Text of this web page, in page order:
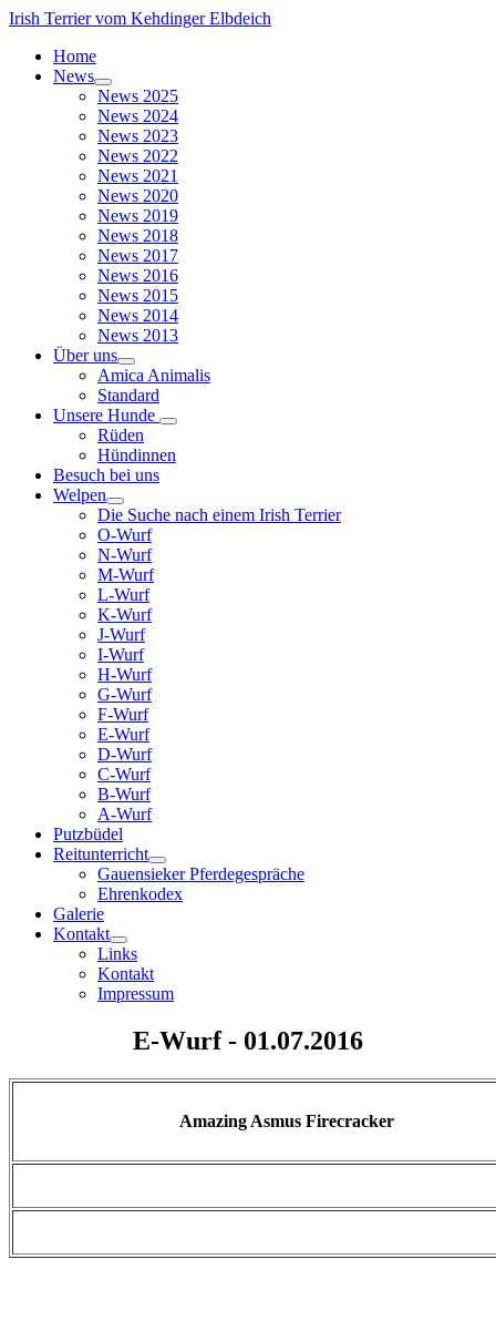
Irish Terrier vom Kehdinger Elbdeich
Home
News
News 2025
News 2024
News 2023
News 2022
News 2021
News 2020
News 2019
News 2018
News 2017
News 2016
News 2015
News 2014
News 2013
Über uns
Amica Animalis
Standard
Unsere Hunde
Rüden
Hündinnen
Besuch bei uns
Welpen
Die Suche nach einem Irish Terrier
O-Wurf
N-Wurf
M-Wurf
L-Wurf
K-Wurf
J-Wurf
I-Wurf
H-Wurf
G-Wurf
F-Wurf
E-Wurf
D-Wurf
C-Wurf
B-Wurf
A-Wurf
Putzbüdel
Reitunterricht
Gauensieker Pferdegespräche
Ehrenkodex
Galerie
Kontakt
Links
Kontakt
Impressum
E-Wurf - 01.07.2016
Amazing Asmus Firecracker